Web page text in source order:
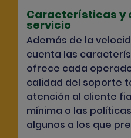
Características y
servicio
Además de la
cuenta las
ofrece cada
calidad del soporte
atención al cliente
mínima o las
algunos a los que